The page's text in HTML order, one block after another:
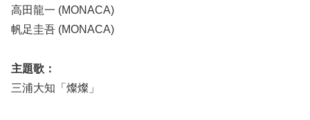
高田龍一 (MONACA)
帆足圭吾 (MONACA)
主題歌：
三浦大知「燦燦」